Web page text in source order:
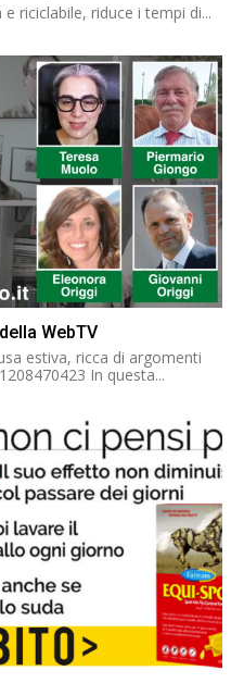
riciclabile, riduce i tempi di...
WebTV
estiva, ricca di argomenti
interessanti https://vimeo.com/1208470423 In questa...